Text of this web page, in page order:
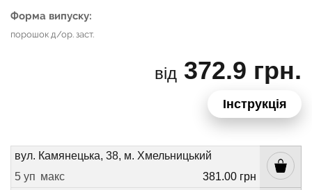
Форма випуску:
порошок д/ор. заст.
від 372.9 грн.
Інструкція
вул. Камянецька, 38, м. Хмельницький
5 уп макс
381.00 грн